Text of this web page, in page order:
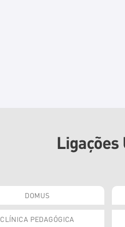
Ligações
DOMUS
CLÍNICA PEDAGÓGICA